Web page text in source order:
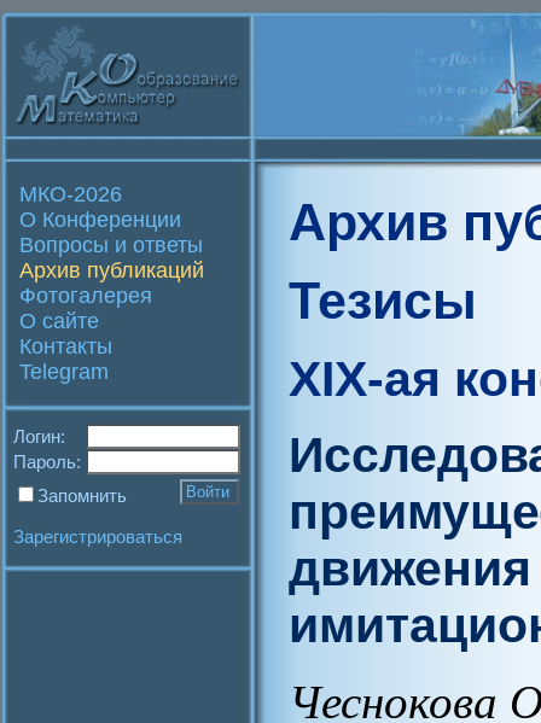
МКО-2026
О Конференции
Вопросы и ответы
Архив публикаций
Фотогалерея
О сайте
Контакты
Telegram
Логин:
Пароль:
Запомнить
Зарегистрироваться
Архив
Тезисы
XIX-ая
Чеснокова